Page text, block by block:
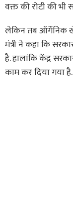
वक्त की रोटी की भी
लेकिन तब ऑर्गेनिक
मंत्री ने कहा कि
है. हालांकि केंद्र
काम कर दिया गया है.